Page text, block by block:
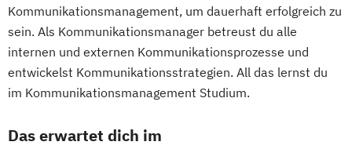
Kommunikationsmanagement, um dauerhaft erfolgreich zu
sein. Als Kommunikationsmanager betreust du alle
internen und externen Kommunikationsprozesse und
entwickelst Kommunikationsstrategien. All das lernst du
im Kommunikationsmanagement Studium.
Das erwartet dich im